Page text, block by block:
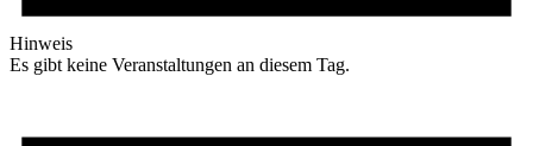
Hinweis
Es gibt keine Veranstaltungen an diesem Tag.